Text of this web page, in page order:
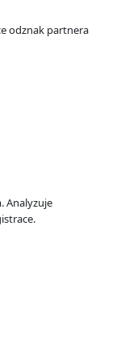
odznak partnera
Analyzuje